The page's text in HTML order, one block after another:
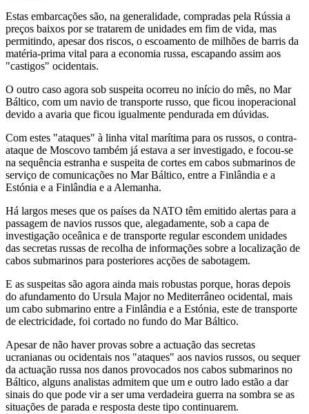
Estas embarcações são, na generalidade, compradas pela Rússia a
preços baixos por se tratarem de unidades em fim de vida, mas
permitindo, apesar dos riscos, o escoamento de milhões de barris da
matéria-prima vital para a economia russa, escapando assim aos
"castigos" ocidentais.
O outro caso agora sob suspeita ocorreu no início do mês, no Mar
Báltico, com um navio de transporte russo, que ficou inoperacional
devido a avaria que ficou igualmente pendurada em dúvidas.
Com estes "ataques" à linha vital marítima para os russos, o contra-
ataque de Moscovo também já estava a ser investigado, e focou-se
na sequência estranha e suspeita de cortes em cabos submarinos de
serviço de comunicações no Mar Báltico, entre a Finlândia e a
Estónia e a Finlândia e a Alemanha.
Há largos meses que os países da NATO têm emitido alertas para a
passagem de navios russos que, alegadamente, sob a capa de
investigação oceânica e de transporte regular escondem unidades
das secretas russas de recolha de informações sobre a localização de
cabos submarinos para posteriores acções de sabotagem.
E as suspeitas são agora ainda mais robustas porque, horas depois
do afundamento do Ursula Major no Mediterrâneo ocidental, mais
um cabo submarino entre a Finlândia e a Estónia, este de transporte
de electricidade, foi cortado no fundo do Mar Báltico.
Apesar de não haver provas sobre a actuação das secretas
ucranianas ou ocidentais nos "ataques" aos navios russos, ou sequer
da actuação russa nos danos provocados nos cabos submarinos no
Báltico, alguns analistas admitem que um e outro lado estão a dar
sinais do que pode vir a ser uma verdadeira guerra na sombra se as
situações de parada e resposta deste tipo continuarem.